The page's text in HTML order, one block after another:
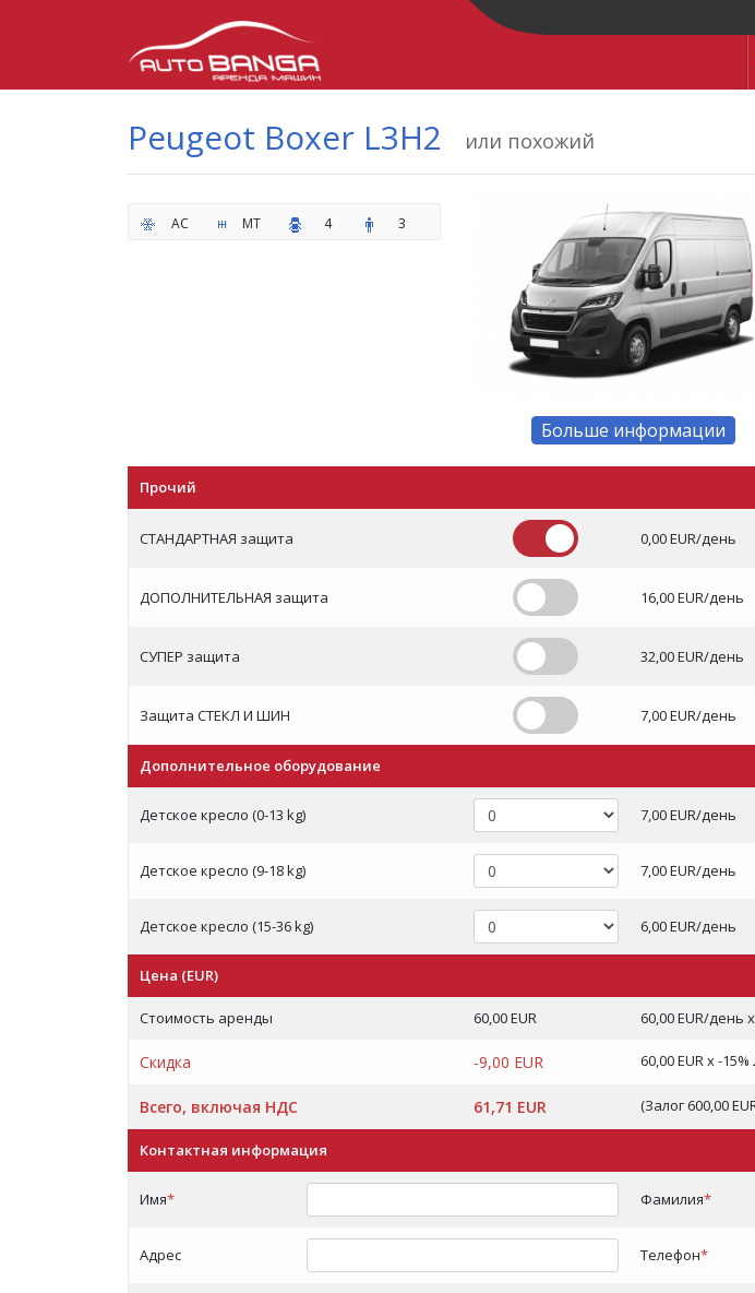
Peugeot Boxer L3H2 или похожий
AC MT 4 3
Больше информации
Прочий
СТАНДАРТНАЯ защита 0,00 EUR/день
ДОПОЛНИТЕЛЬНАЯ защита 16,00 EUR/день
СУПЕР защита 32,00 EUR/день
Защита СТЕКЛ И ШИН 7,00 EUR/день
Дополнительное оборудование
Детское кресло (0-13 kg) 7,00 EUR/день
Детское кресло (9-18 kg) 7,00 EUR/день
Детское кресло (15-36 kg) 6,00 EUR/день
Цена (EUR)
Стоимость аренды 60,00 EUR 60,00 EUR/день
Скидка -9,00 EUR 60,00 EUR x -
Всего, включая НДС 61,71 EUR (Залог 600,00
Контактная информация
Имя* Фамилия*
Адрес Телефон*